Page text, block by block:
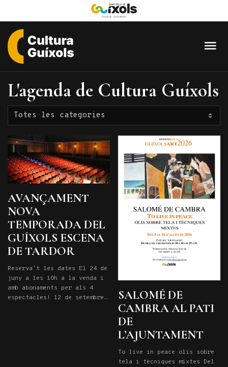
Cultura
Guixols
-
Sant
Feliu
Guíxols
L'agenda de Cultura Guíxols
AVANÇAMENT
NOVA
TEMPORADA DEL
GUÍXOLS ESCENA
DE TARDOR
Reserva’t les dates El 24 de
juny a les 10h a la venda i
amb abonaments per als 4
espectacles! 12 de setembre
SALOMÉ DE
CAMBRA AL PATI
DE
L’AJUNTAMENT
To live in peace olis sobre
tela i tècniques mixtes Del